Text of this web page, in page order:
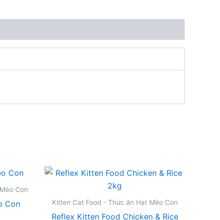
Con
Con Kitten Cat Food - Thức ăn Hạt Mèo Con
Reflex Kitten Food Chicken & Rice